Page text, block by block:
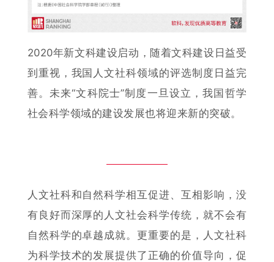
2020年新文科建设启动，随着文科建设日益受
到重视，我国人文社科领域的评选制度日益完
善。未来“文科院士”制度一旦设立，我国哲学
社会科学领域的建设发展也将迎来新的突破。
人文社科和自然科学相互促进、互相影响，没
有良好而深厚的人文社会科学传统，就不会有
自然科学的卓越成就。更重要的是，人文社科
为科学技术的发展提供了正确的价值导向，促